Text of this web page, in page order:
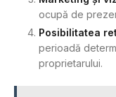
ocupă de
Posibilitatea
perioadă
proprietarului.